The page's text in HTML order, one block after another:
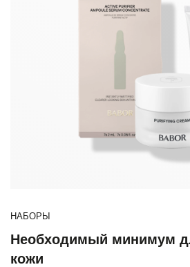
НАБОРЫ
Необходимый минимум
кожи